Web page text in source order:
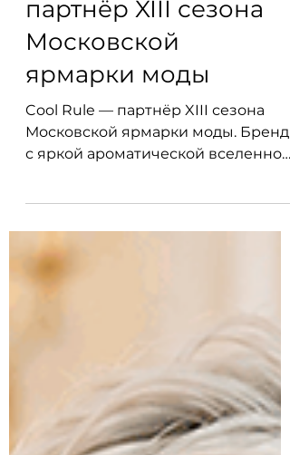
Cool Rule —
партнёр XIII сезона
Московской
Cool Rule — партнёр XIII сезона
Московской ярмарки моды. Бренд
с яркой ароматической вселенной,
который превращает ежедневный
часть индивидуального стиля.